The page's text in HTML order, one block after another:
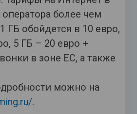
более чем
ГБ обойдется в 10 евро,
5 ГБ – 20 евро +
в зоне ЕС, а также
можно на
.